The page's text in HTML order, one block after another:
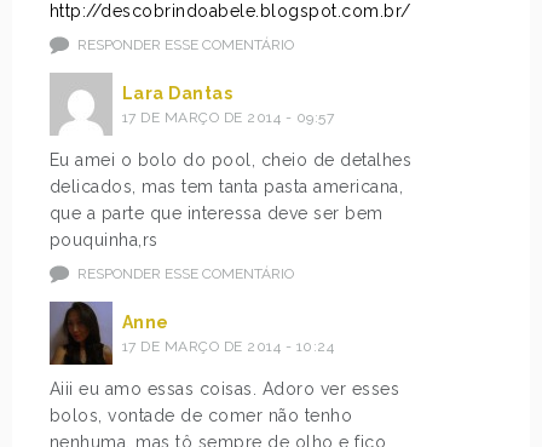
http://descobrindoabele.blogspot.com.br/
RESPONDER ESSE COMENTÁRIO
Lara Dantas
17 DE MARÇO DE 2014 - 09:57
Eu amei o bolo do pool, cheio de detalhes
delicados, mas tem tanta pasta americana,
que a parte que interessa deve ser bem
pouquinha,rs
RESPONDER ESSE COMENTÁRIO
Anne
17 DE MARÇO DE 2014 - 10:24
Aiii eu amo essas coisas. Adoro ver esses
bolos, vontade de comer não tenho
nenhuma, mas tô sempre de olho e fico